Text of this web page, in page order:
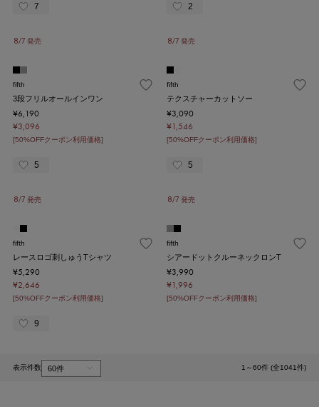
7 2
8/7 発売
fifth
3段フリルオールインワン
¥6,190
¥3,096
[50%OFFクーポン利用価格]
5
8/7 発売
fifth
テクスチャーカットソー
¥3,090
¥1,546
[50%OFFクーポン利用価格]
5
8/7 発売
fifth
レースロゴ刺しゅうTシャツ
¥5,290
¥2,646
[50%OFFクーポン利用価格]
9
8/7 発売
fifth
シアードットクルーネックロンT
¥3,990
¥1,996
[50%OFFクーポン利用価格]
表示件数 1～60件 (全1041件)